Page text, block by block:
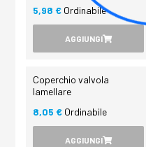
5,98 € Ordinabile
AGGIUNGI
Coperchio valvola
lamellare
8,05 € Ordinabile
AGGIUNGI